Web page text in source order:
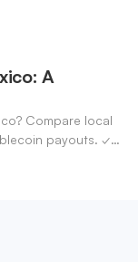
A
Compare local
payouts. ✓